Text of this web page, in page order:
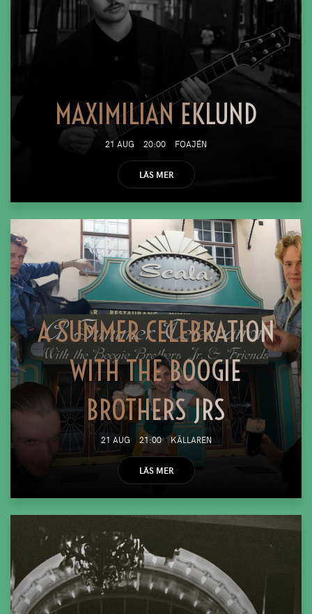
MAXIMILIAN EKLUND
21 AUG 20:00 FOAJÉN
LÄS MER
A SUMMER CELEBRATION
WITH THE BOOGIE
BROTHERS JRS
21 AUG 21:00 KÄLLAREN
LÄS MER